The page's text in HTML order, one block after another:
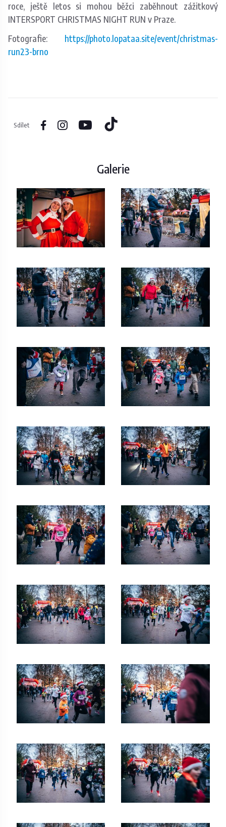
roce, ještě letos si mohou běžci zaběhnout zážitkový
INTERSPORT CHRISTMAS NIGHT RUN v Praze.
Fotografie: https://photo.lopataa.site/event/christmas-
run23-brno
Sdílet
Galerie